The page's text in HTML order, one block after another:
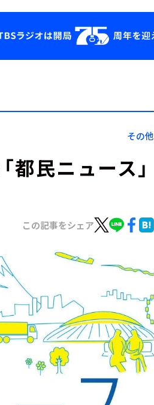
YouTube
その他
都民ニュース」
この記事をシェア